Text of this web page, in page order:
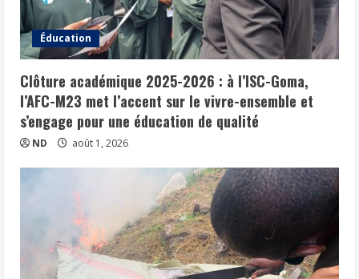
Éducation
Clôture académique 2025-2026 : à l’ISC-Goma,
l’AFC-M23 met l’accent sur le vivre-ensemble et
s’engage pour une éducation de qualité
ND août 1, 2026